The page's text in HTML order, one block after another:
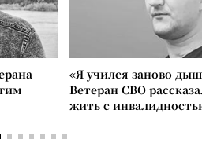
«Я учился заново
Ветеран СВО
жить с